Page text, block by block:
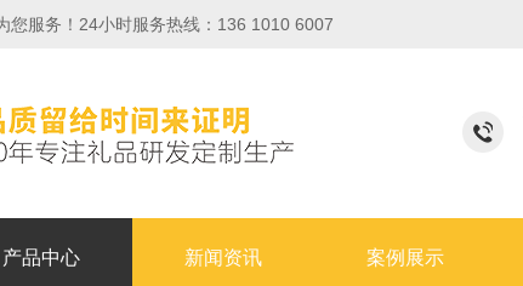
您服务！24小时服务热线：136 1010 6007
产品中心 新闻资讯 案例展示